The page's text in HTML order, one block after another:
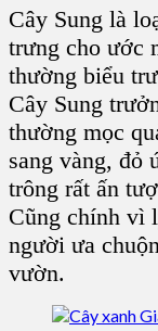
Cây Sung là
trưng cho ước
thường biểu
Cây Sung
thường mọc
sang vàng, đỏ
trông rất ấn
Cũng chính vì
người ưa
vườn.